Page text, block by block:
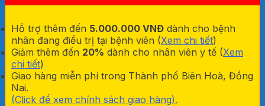
Hỗ trợ thêm đến 5.000.000 VNĐ dành cho bệnh
nhân đang điều trị tại bệnh viên (Xem chi tiết)
Giảm thêm đến 20% dành cho nhân viên y tế (Xem
chi tiết)
Giao hàng miễn phí trong Thành phố Biên Hoà, Đồng
Nai.
(Click để xem chính sách giao hàng).